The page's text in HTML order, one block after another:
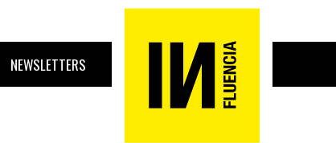
NEWSLETTERS